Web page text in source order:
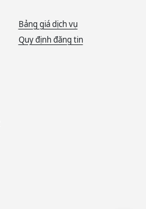
Bảng giá dịch vụ
Quy định đăng tin